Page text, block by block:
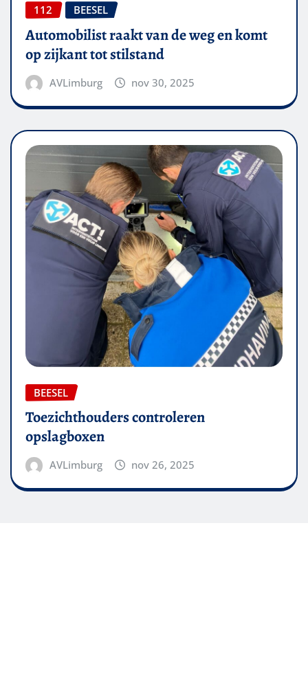
112 BEESEL
Automobilist raakt van de weg en komt
op zijkant tot stilstand
AVLimburg nov 30, 2025
BEESEL
Toezichthouders controleren
opslagboxen
AVLimburg nov 26, 2025